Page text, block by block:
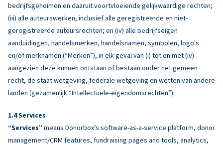
bedrijfsgeheimen en daaruit voortvloeiende gelijkwaardige rechten;
(iii) alle auteurswerken, inclusief alle geregistreerde en niet-
geregistreerde auteursrechten; en (iv) alle bedrijfseigen
aanduidingen, handelsmerken, handelsnamen, symbolen, logo's
en/of merknamen (“Merken”), in elk geval van (i) tot en met (iv)
aangezien deze kunnen ontstaan of bestaan onder het gemeen
recht, de staat wetgeving, federale wetgeving en wetten van andere
landen (gezamenlijk “Intellectuele-eigendomsrechten”).
Services
“Services” means Donorbox’s software-as-a-service platform, donor
management/CRM features, fundraising pages and tools, analytics,